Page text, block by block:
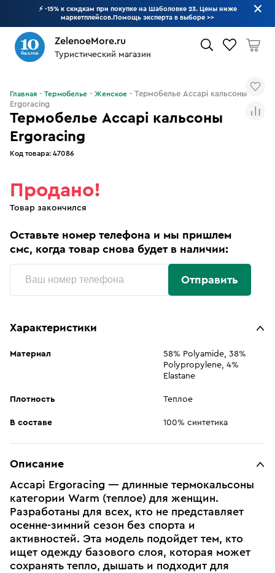
⚡ -15% к скидкам при покупке на Шаболовке 23. Цены ниже
маркетплейсов.Помощь эксперта в выборе >>
ZelenoeMore.ru
Туристический магазин
Термобелье Accapi кальсоны
Ergoracing
Код товара: 47086
Главная Термобелье Женское
Термобелье Accapi кальсоны
Ergoracing
Продано!
Товар закончился
Оставьте номер телефона и мы пришлем
смс, когда товар снова будет в наличии:
Отправить
Характеристики
Материал
58% Polyamide, 38%
Polypropylene, 4%
Elastane
Плотность Теплое
В составе 100% синтетика
Описание
Accapi Ergoracing — длинные термокальсоны
категории Warm (теплое) для женщин.
Разработаны для всех, кто не представляет
осенне-зимний сезон без спорта и
активностей. Эта модель подойдет тем, кто
ищет одежду базового слоя, которая может
сохранять тепло, дышать и подходит для